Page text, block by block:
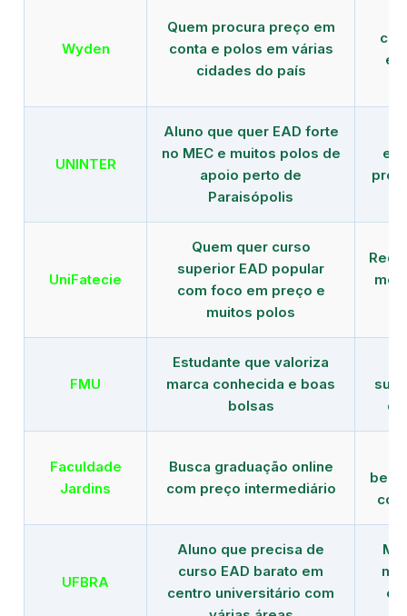
Wyden
Quem procura preço em
conta e polos em várias
cidades do país
UNINTER
Aluno que quer EAD forte
no MEC e muitos polos de
apoio perto de
Paraisópolis
UniFatecie
Quem quer curso
superior EAD popular
com foco em preço e
muitos polos
FMU
Estudante que valoriza
marca conhecida e boas
bolsas
Faculdade
Jardins
Busca graduação online
com preço intermediário
UFBRA
Aluno que precisa de
curso EAD barato em
centro universitário com